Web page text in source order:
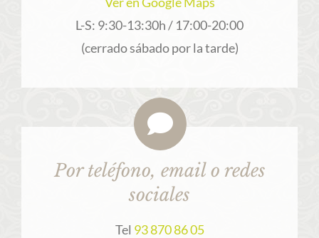
L-S: 9:30-13:30h / 17:00-20:00
(cerrado sábado por la tarde)
Por teléfono, email o redes
sociales
Tel 93 870 86 05